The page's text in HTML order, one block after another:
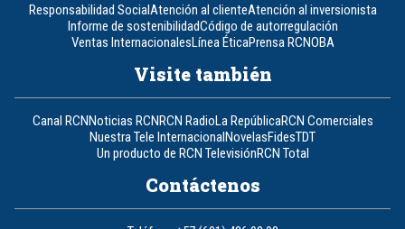
Responsabilidad SocialAtención al clienteAtención al inversionista
Informe de sostenibilidadCódigo de autorregulación
Ventas InternacionalesLínea ÉticaPrensa RCNOBA
Visite también
Canal RCNNoticias RCNRCN RadioLa RepúblicaRCN Comerciales
Nuestra Tele InternacionalNovelasFidesTDT
Un producto de RCN TelevisiónRCN Total
Contáctenos